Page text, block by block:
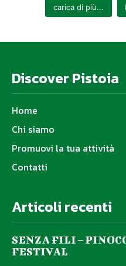
carica di più...
Discover Pistoia
Home
Chi siamo
Promuovi la tua attività
Contatti
Articoli recenti
SENZA FILI –
FESTIVAL